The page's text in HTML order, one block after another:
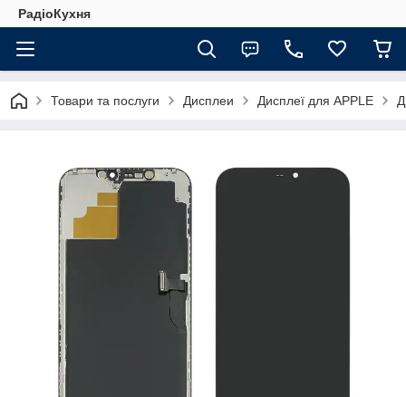
РадіоКухня
Товари та послуги Дисплеи Дисплеї для APPLE